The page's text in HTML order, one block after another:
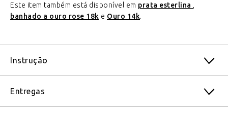
Este item também está disponível em prata esterlina ,
banhado a ouro rose 18k e Ouro 14k.
Instrução
Entregas